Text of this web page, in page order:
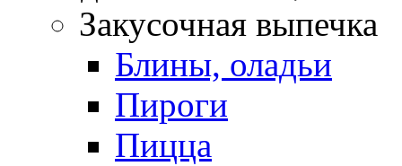
Закусочная выпечка
Блины, оладьи
Пироги
Пицца